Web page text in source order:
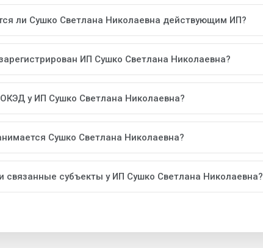
ли Сушко Светлана Николаевна действующим ИП?
ИП Сушко Светлана Николаевна?
у ИП Сушко Светлана Николаевна?
Сушко Светлана Николаевна?
связанные субъекты у ИП Сушко Светлана Николаевна?